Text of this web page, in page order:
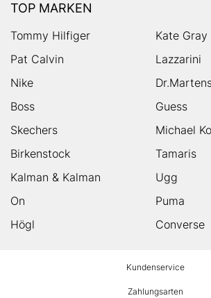
TOP MARKEN
Tommy Hilfiger
Kate Gray
Pat Calvin
Lazzarini
Nike
Boss
Guess
Skechers
Michael
Birkenstock
Tamaris
Kalman & Kalman
Ugg
On
Puma
Högl
Converse
Kundenservice
Zahlungsarten